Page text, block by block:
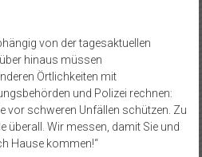
von der tagesaktuellen
hinaus müssen
Örtlichkeiten mit
und Polizei rechnen:
vor schweren Unfällen schützen. Zu
überall. Wir messen, damit Sie und
Hause kommen!“